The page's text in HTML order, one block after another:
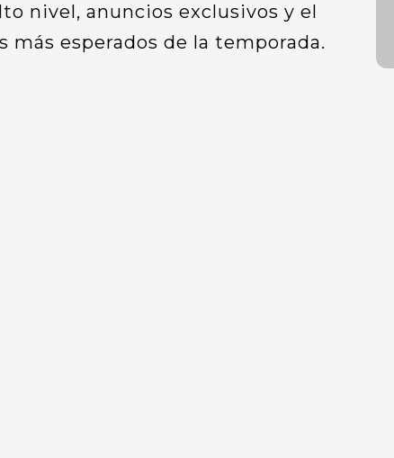
nivel, anuncios exclusivos y el
más esperados de la temporada.